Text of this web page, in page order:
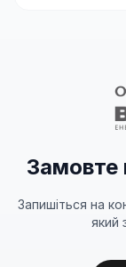
Замовте
Запишіться на
який